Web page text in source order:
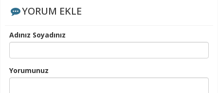
YORUM EKLE
Adınız Soyadınız
Yorumunuz